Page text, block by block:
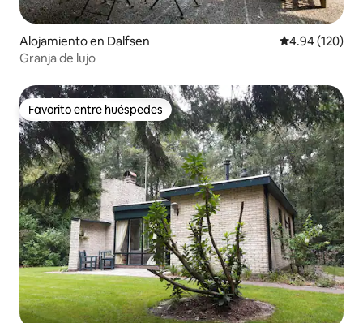
Alojamiento en Dalfsen Calificación
4.94 (120)
Granja de lujo
Favorito entre huéspedes
Favorito entre huéspedes